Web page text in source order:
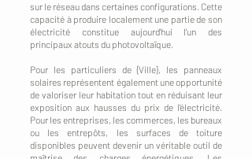
sur le réseau dans certaines configurations. Cette
capacité à produire localement une partie de son
électricité constitue aujourd'hui l'un des
principaux atouts du photovoltaïque.
Pour les particuliers de {Ville}, les panneaux
solaires représentent également une opportunité
de valoriser leur habitation tout en réduisant leur
exposition aux hausses du prix de l'électricité.
Pour les entreprises, les commerces, les bureaux
ou les entrepôts, les surfaces de toiture
disponibles peuvent devenir un véritable outil de